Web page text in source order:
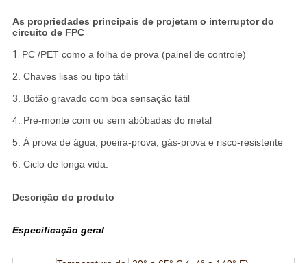
As propriedades principais de projetam o interruptor do
circuito de FPC
1. PC /PET como a folha de prova (painel de controle)
2. Chaves lisas ou tipo tátil
3. Botão gravado com boa sensação tátil
4. Pre-monte com ou sem abóbadas do metal
5. À prova de água, poeira-prova, gás-prova e risco-resistente
6. Ciclo de longa vida.
Descrição do produto
Especificação geral